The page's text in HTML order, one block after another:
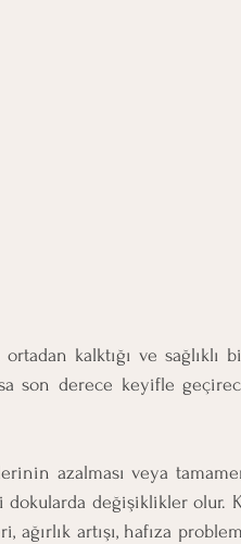
kalktığı ve sağlıklı
son derece keyifle
azalması veya
değişiklikler olur.
ağırlık artışı, hafıza